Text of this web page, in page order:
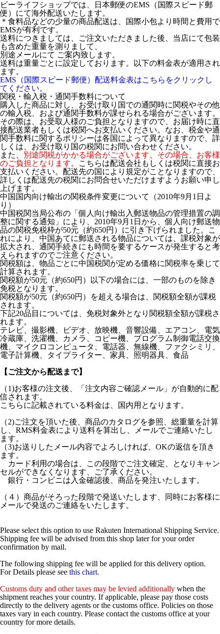
ビーライフショップでは、日本郵便のEMS（国際スピード郵
便）にて海外配送いたします。
＊食料品などの少量の商品配送は、国際小包より時間と費用で
EMSが有利です。
送料につきましては、ご注文いただきました後、当店にて包装
も含めた重量を測りまして、
別途メールにて ご案内致します。
送料は重量ごとに設定しております。以下の料金表が適用され
ます。
EMS（国際スピード郵便）配送料金表はこちらをクリックし
てください。
関税・輸入税・通関手数料について
購入した商品に対し、お受け取り国での通関時に関税やその他
の輸入税、および通関手数料が課せられる場合がございます。
その際は、お受取人様のご負担となりますので、お届け時に直
接配送業者もしくは税関へお支払いください。なお、税金や通
関手数料に関するポリシーは各国によって異なりますので、詳
しくは、お受け取り国の税関にお問い合わせください。
また、
別途関税がかかる場合がございます。その場合、お客様
のご負担となります。
こちらは配送会社もしくは税関に直接お
支払いください。配送先の国により規定がことなりますので、
詳しくは配送先の税関にお問合せいただけますようお願い申し
上げます。
中国国内向け輸出の関税条件変更について（2010年9月1日よ
り）
中国税関当局公布の「個人向け輸出入郵送物品の管理措置の調
整に関する通知」により、2010年9月1日から、個人向け郵送物
品の関税免税枠が50元（約650円）に引き下げられました。こ
れにより、中国あてに郵送される物品については、課税対象が
拡大され、通関手続きにも時間を要するケースが発生すると考
えられますのでご注意ください。
関税額は、物品ごとに中国税関が定める価格に関税率を乗じて
計算されます。
関税額が50元（約650円）以下の場合には、一部のものを除き
免税となります。
関税額が50元（約650円）を超える場合は、関税額全額が課税
されます。
下記20品目については、免税対象外となり関税額全額が課税さ
れます。
テレビ、撮影機、ビデオ、放映機、音響設備、エアコン、電気
冷蔵庫、洗濯機、カメラ、コピー機、プログラム制御電話交換
機、マイクロコンピュータ、電話器、無線機、ファクシミリ、
電子計算機、タイプライター、家具、照明器具、食品
【ご注文から配送まで】
（1)お客様の注文後、「注文内容ご確認メール」が自動的に配
信されます。
こちらに記載されている料金は、国内用となります。
（2)ご注文を頂いた後、商品のカタログを参照、総重量を計算
し、RMS料金表により送料を算出し、メールでご連絡いたし
ます。
（3)お送りしたメール内容でよろしければ、OKの返信を頂き
ます。
カード利用の場合は、この段階でご注文確定、となりキャン
セルができなくなります、ご了承ください。
銀行・コンビニは入金確認後、商品を発注いたします。
（４）商品がそろった段階で発送いたします、同時にお客様に
メールで発送のご連絡をいたします。
Please select this option to use Rakuten International Shipping Service.
Shipping fee will be advised from this shop later for your order
confirmation by mail.
The following shipping fee will be applied for this delivery option.
For Details please see this chart.
Customs duty and other taxes may be levied additionally when the
shipment reaches your country. If applicable, please pay those costs
directly to the delivery agents or the customs office. Policies on those
taxes vary in each country. Please contact the customs office at your
country for more details.